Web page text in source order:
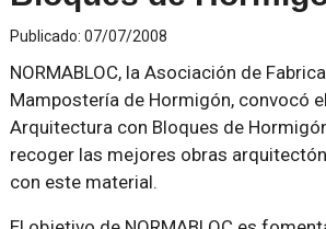
Publicado: 07/07/2008
NORMABLOC, la Asociación de
Mampostería de Hormigón, convocó
Arquitectura con Bloques de
recoger las mejores obras
con este material.